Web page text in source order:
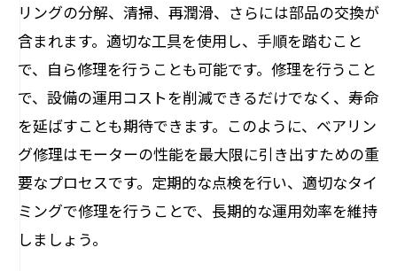
リングの分解、清掃、再潤滑、さらには部品の交換が
含まれます。適切な工具を使用し、手順を踏むこと
で、自ら修理を行うことも可能です。修理を行うこと
で、設備の運用コストを削減できるだけでなく、寿命
を延ばすことも期待できます。このように、ベアリン
グ修理はモーターの性能を最大限に引き出すための重
要なプロセスです。定期的な点検を行い、適切なタイ
ミングで修理を行うことで、長期的な運用効率を維持
しましょう。